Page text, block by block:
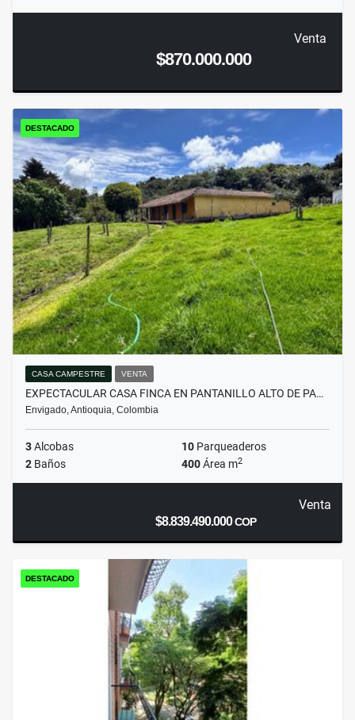
Venta
$870.000.000
DESTACADO
CASA CAMPESTRE VENTA
EXPECTACULAR CASA FINCA EN PANTANILLO ALTO DE PA…
Envigado, Antioquia, Colombia
3Alcobas 10 Parqueaderos
2 Baños 400Área m2
Venta
$8.839.490.000COP
DESTACADO